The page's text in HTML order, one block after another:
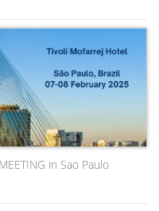
in Sao Paulo